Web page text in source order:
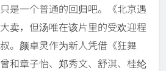
是一个普通的回归吧。《北京遇
卖，但汤唯在该片里的受欢迎程
。颜卓灵作为新人凭借《狂舞
和章子怡、郑秀文、舒淇、桂纶